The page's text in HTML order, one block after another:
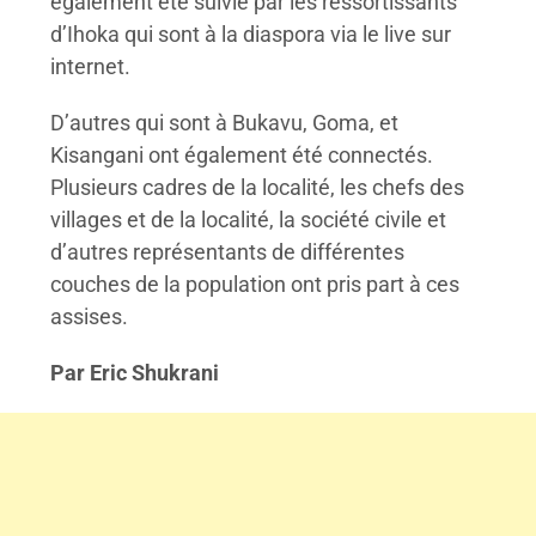
d’Ihoka qui sont à la diaspora via le live sur
internet.
D’autres qui sont à Bukavu, Goma, et
Kisangani ont également été connectés.
Plusieurs cadres de la localité, les chefs des
villages et de la localité, la société civile et
d’autres représentants de différentes
couches de la population ont pris part à ces
assises.
Par Eric Shukrani